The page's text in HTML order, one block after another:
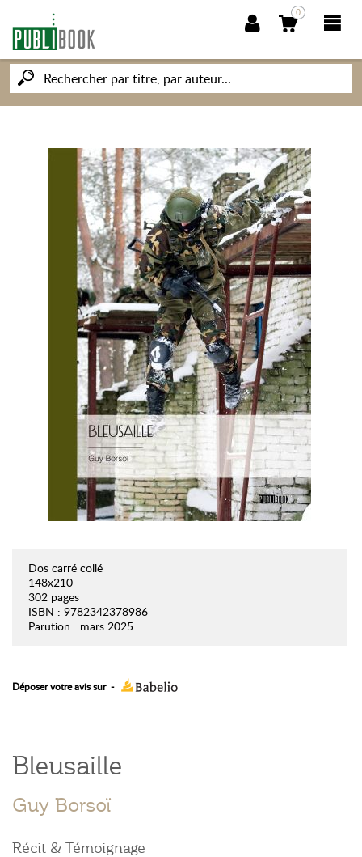
0
NOUVEAUTÉS
PUBLIBOOK
SOCIÉTÉ DES ÉCRIVAINS
CONNAISSANCES ET SAVOIRS
MON PETIT ÉDITEUR
Dos carré collé
148x210
302 pages
ISBN : 9782342378986
Parution : mars 2025
Déposer votre avis sur -
Bleusaille
Guy Borsoï
Récit & Témoignage